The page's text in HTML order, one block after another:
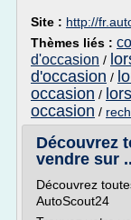
Site : http://
Thèmes liés :
d'occasion /
d'occasion /
occasion /
occasion /
Découvrez
vendre sur
Découvrez
AutoScout24